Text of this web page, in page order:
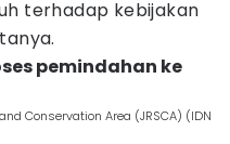
terhadap kebijakan
pemindahan ke
Conservation Area (JRSCA) (IDN